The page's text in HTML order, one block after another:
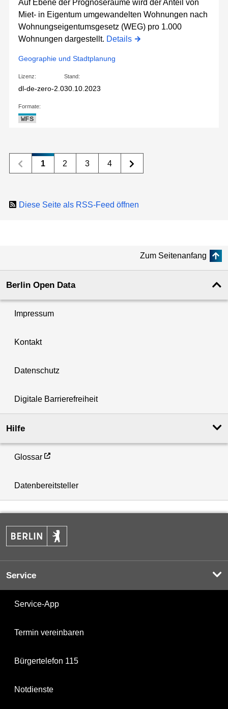
Auf Ebene der Prognoseräume wird der Anteil von
Miet- in Eigentum umgewandelten Wohnungen nach
Wohnungseigentumsgesetz (WEG) pro 1.000
Wohnungen dargestellt. Details
Geographie und Stadtplanung
Lizenz:
dl-de-zero-2.0
Stand:
30.10.2023
Formate:
WFS
1 2 3 4
Diese Seite als RSS-Feed öffnen
Zum Seitenanfang
Berlin Open Data
Impressum
Kontakt
Datenschutz
Digitale Barrierefreiheit
Hilfe
Glossar
Datenbereitsteller
Service
Service-App
Termin vereinbaren
Bürgertelefon 115
Notdienste